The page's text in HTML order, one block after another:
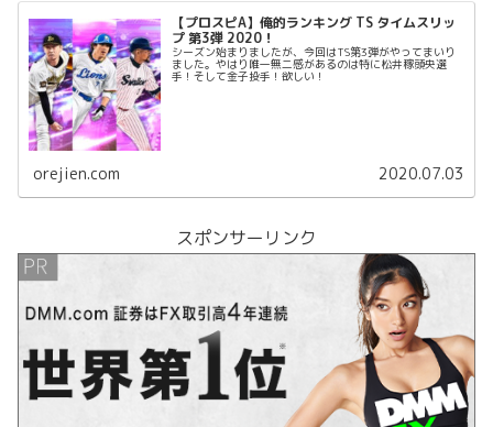
【プロスピA】俺的ランキング TS タイムスリッ
プ 第3弾 2020！
シーズン始まりましたが、今回はTS第3弾がやってまいり
ました。やはり唯一無二感があるのは特に松井稼頭央選
手！そして金子投手！欲しい！
orejien.com 2020.07.03
スポンサーリンク